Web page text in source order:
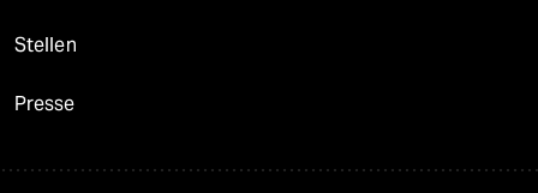
Stellen
Presse